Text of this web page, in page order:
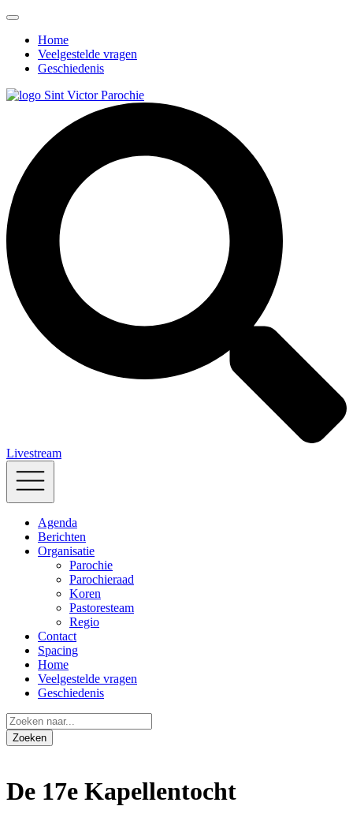
Home
Veelgestelde vragen
Geschiedenis
Livestream
Agenda
Berichten
Organisatie
Parochie
Parochieraad
Koren
Pastoresteam
Regio
Contact
Spacing
Home
Veelgestelde vragen
Geschiedenis
De 17e Kapellentocht